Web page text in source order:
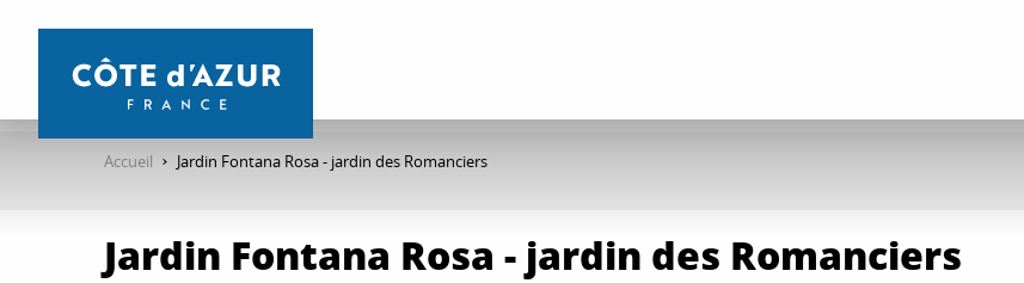
contenu
Accueil Jardin Fontana Rosa - jardin des Romanciers
Jardin Fontana Rosa - jardin des Romanciers